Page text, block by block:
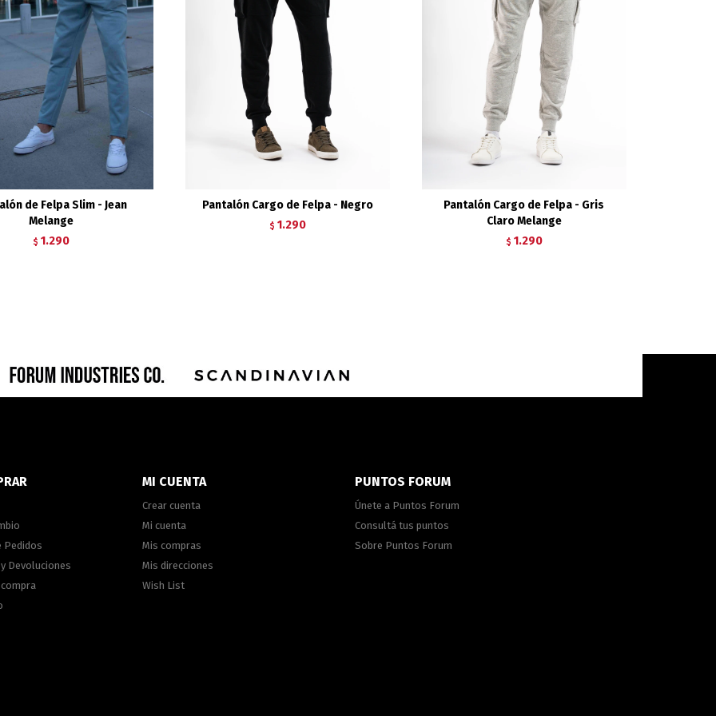
de Felpa Slim - Jean
Melange
$ 1.290
Pantalón Cargo de Felpa - Negro
$ 1.290
Pantalón Cargo de Felpa - Gris
Claro Melange
$ 1.290
Pedidos
Devoluciones
MI CUENTA
Crear cuenta
Mi cuenta
Mis compras
Mis direcciones
Wish List
PUNTOS FORUM
Únete a Puntos Forum
Consultá tus puntos
Sobre Puntos Forum